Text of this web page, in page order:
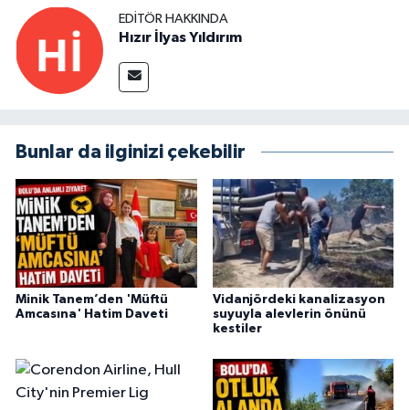
EDITÖR HAKKINDA
Hızır İlyas Yıldırım
Bunlar da ilginizi çekebilir
Minik Tanem’den 'Müftü
Amcasına' Hatim Daveti
Vidanjördeki kanalizasyon
suyuyla alevlerin önünü
kestiler